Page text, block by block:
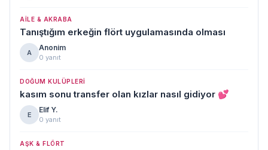
AILE & AKRABA
Tanıştığım erkeğin flört uygulamasında olması
A
Anonim
0 yanıt
DOĞUM KULÜPLERI
kasım sonu transfer olan kızlar nasıl gidiyor 💕
E
Elif Y.
0 yanıt
AŞK & FLÖRT